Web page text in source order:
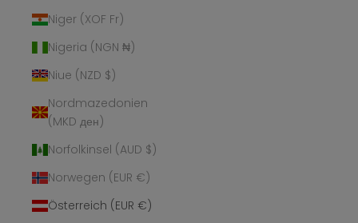
Niger (XOF Fr)
Nigeria (NGN ₦)
Niue (NZD $)
Nordmazedonien
(MKD ден)
Norfolkinsel (AUD $)
Norwegen (EUR €)
Österreich (EUR €)